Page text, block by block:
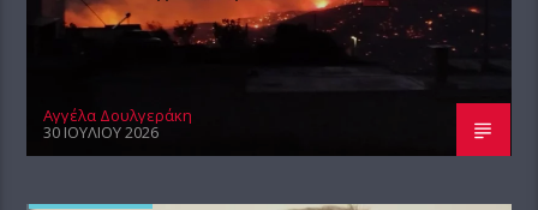
Αγγέλα Δουλγεράκη
30 ΙΟΥΛΊΟΥ 2026